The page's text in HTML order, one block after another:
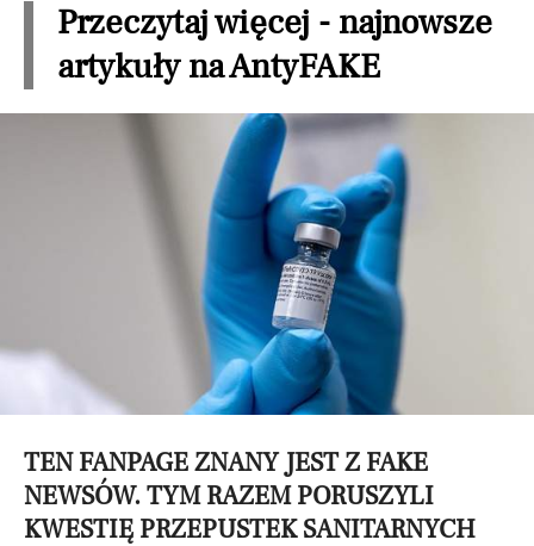
Przeczytaj więcej - najnowsze
artykuły na AntyFAKE
TEN FANPAGE ZNANY JEST Z FAKE
NEWSÓW. TYM RAZEM PORUSZYLI
KWESTIĘ PRZEPUSTEK SANITARNYCH